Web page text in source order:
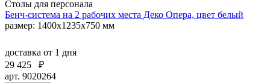
Столы для персонала
Бенч-система на 2 рабочих места Деко Опера, цвет белый
размер: 1400х1235х750 мм
доставка от 1 дня
29 425
₽
арт. 9020264